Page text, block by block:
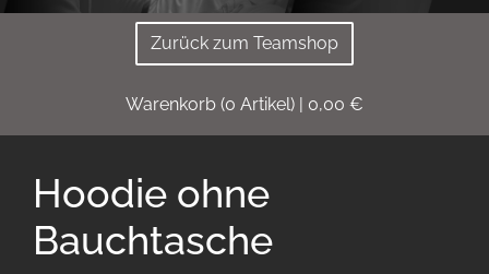
Zurück zum Teamshop
Warenkorb (0 Artikel) | 0,00 €
Hoodie ohne
Bauchtasche